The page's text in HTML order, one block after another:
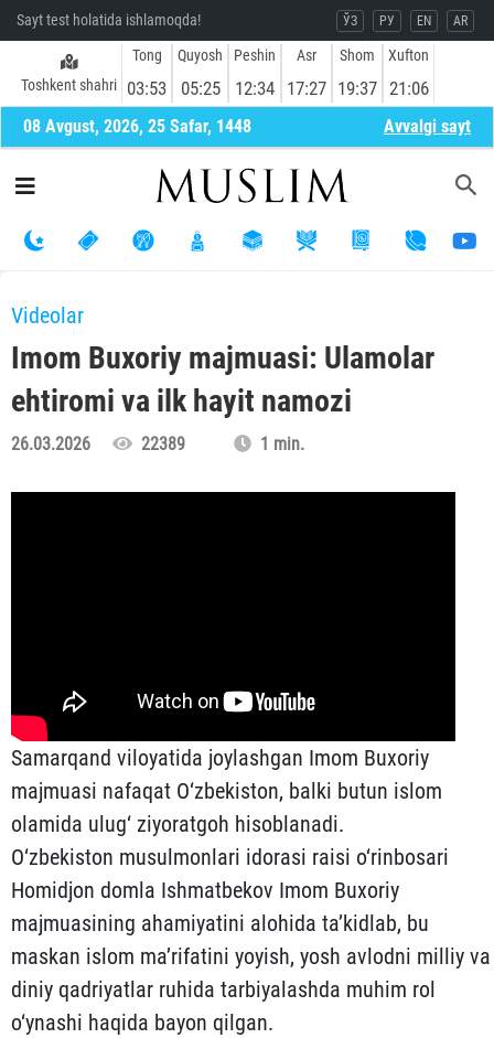
Sayt test holatida ishlamoqda! ЎЗ РУ EN AR
Toshkent shahri
Tong
03:53
Quyosh
05:25
Peshin
12:34
Asr
17:27
Shom
19:37
Xufton
21:06
08 Avgust, 2026, 25 Safar, 1448 Avvalgi sayt
Videolar
Imom Buxoriy majmuasi: Ulamolar
ehtiromi va ilk hayit namozi
26.03.2026 22389 1 min.
Samarqand viloyatida joylashgan Imom Buxoriy
majmuasi nafaqat O‘zbekiston, balki butun islom
olamida ulug‘ ziyoratgoh hisoblanadi.
O‘zbekiston musulmonlari idorasi raisi o‘rinbosari
Homidjon domla Ishmatbekov Imom Buxoriy
majmuasining ahamiyatini alohida ta’kidlab, bu
maskan islom ma’rifatini yoyish, yosh avlodni milliy va
diniy qadriyatlar ruhida tarbiyalashda muhim rol
o‘ynashi haqida bayon qilgan.